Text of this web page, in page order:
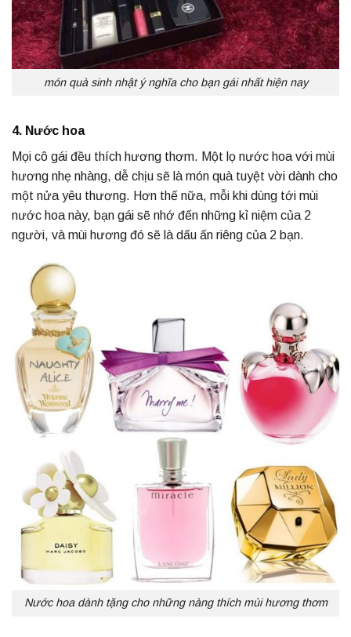
món quà sinh nhật ý nghĩa cho bạn gái nhất hiện nay
4. Nước hoa
Mọi cô gái đều thích hương thơm. Một lọ nước hoa với mùi
hương nhẹ nhàng, dễ chịu sẽ là món quà tuyệt vời dành cho
một nửa yêu thương. Hơn thế nữa, mỗi khi dùng tới mùi
nước hoa này, bạn gái sẽ nhớ đến những kỉ niệm của 2
người, và mùi hương đó sẽ là dấu ấn riêng của 2 bạn.
Nước hoa dành tặng cho những nàng thích mùi hương thơm